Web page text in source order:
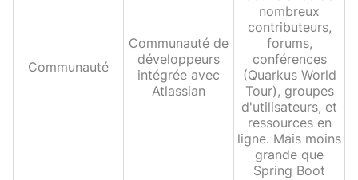
Communauté
Communauté de
développeurs
intégrée avec
Atlassian
nombreux
contributeurs,
forums,
conférences
(Quarkus World
Tour), groupes
d'utilisateurs, et
ressources en
ligne. Mais moins
grande que
Spring Boot